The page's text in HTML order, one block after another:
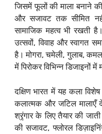
जिसमें फूलों की माला बनाने
और सजावट तक सीमित
सामाजिक महत्व भी रखती
उत्सवों, विवाह और स्वागत
है। मोगरा, चमेली, गुलाब,
में पिरोकर विभिन्न डिजाइनों में
दक्षिण भारत में यह कला
कलात्मक और जटिल मालाएँ
श्रृंगार के लिए तैयार की
की सजावट, फ्लोरल